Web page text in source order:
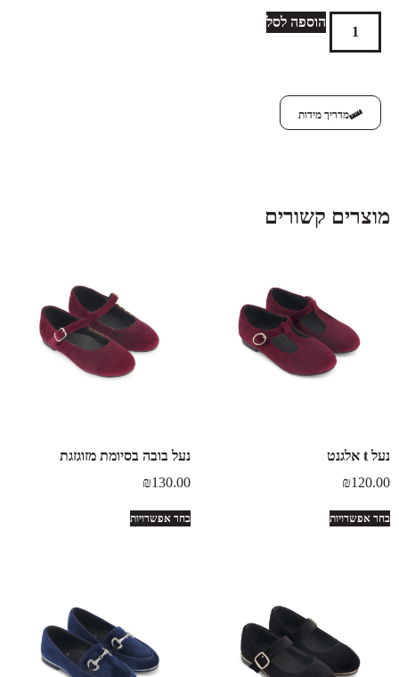
הוספה לסל
מדריך מידות
מוצרים קשורים
נעל t אלגנט
₪120.00
בחר אפשרויות
נעל בובה בסיומת מזוגזגת
₪130.00
בחר אפשרויות